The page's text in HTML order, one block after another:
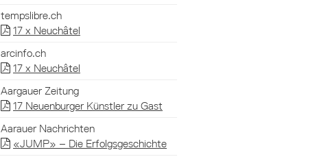
tempslibre.ch
17 x Neuchâtel
arcinfo.ch
17 x Neuchâtel
Aargauer Zeitung
17 Neuenburger Künstler zu Gast
Aarauer Nachrichten
«JUMP» – Die Erfolgsgeschichte